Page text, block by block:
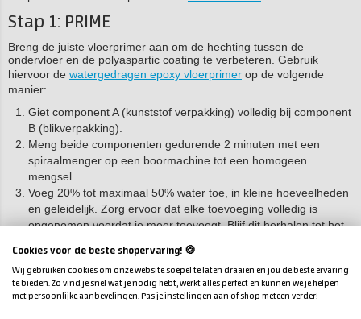
Stap 1: PRIME
Breng de juiste vloerprimer aan om de hechting tussen de
ondervloer en de polyaspartic coating te verbeteren. Gebruik
hiervoor de watergedragen epoxy vloerprimer op de volgende
manier:
Giet component A (kunststof verpakking) volledig bij component
B (blikverpakking).
Meng beide componenten gedurende 2 minuten met een
spiraalmenger op een boormachine tot een homogeen
mengsel.
Voeg 20% tot maximaal 50% water toe, in kleine hoeveelheden
en geleidelijk. Zorg ervoor dat elke toevoeging volledig is
opgenomen voordat je meer toevoegt. Blijf dit herhalen tot het
Giet het mengsel over in een schone emmer en meng opnieuw
goed door.
Breng de primer aan met een vachtroller en rol kruislings na.
Cookies voor de beste shopervaring! 🍪
Wij gebruiken cookies om onze website soepel te laten draaien en jou de beste ervaring
te bieden. Zo vind je snel wat je nodig hebt, werkt alles perfect en kunnen we je helpen
met persoonlijke aanbevelingen. Pas je instellingen aan of shop meteen verder!